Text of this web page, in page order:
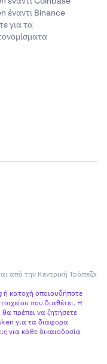
έναντι Binance
για τα
από την Κεντρική Τράπεζα
ή κατοχή οποιουδήποτε
που διαθέτει. Η
πρέπει να ζητήσετε
για τα διάφορα
για κάθε δικαιοδοσία